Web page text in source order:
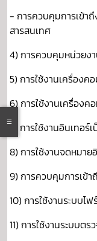
- การควบคุมการเข้า
สารสนเทศ
4) การควบคุมหน่วยง
5) การใช้งานเครื่อง
6) การใช้งานเครื่อง
7) การใช้งานอินเทอร์
8) การใช้งานจดหมา
9) การควบคุมการเข้า
10) การใช้งานระบบไ
11) การใช้งานระบบต